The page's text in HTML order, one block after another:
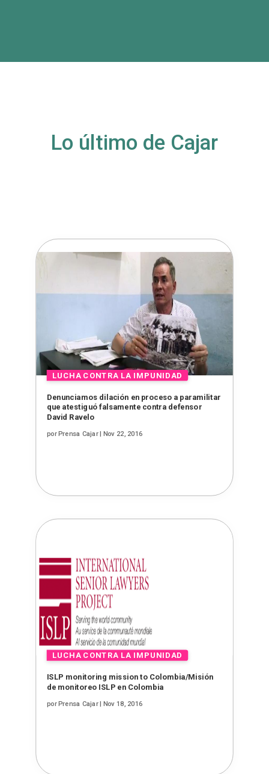
Lo último de Cajar
Denunciamos dilación en proceso a paramilitar
que atestiguó falsamente contra defensor
David Ravelo
porPrensa Cajar| Nov 22, 2016
ISLP monitoring mission to Colombia/Misión
de monitoreo ISLP en Colombia
porPrensa Cajar| Nov 18, 2016